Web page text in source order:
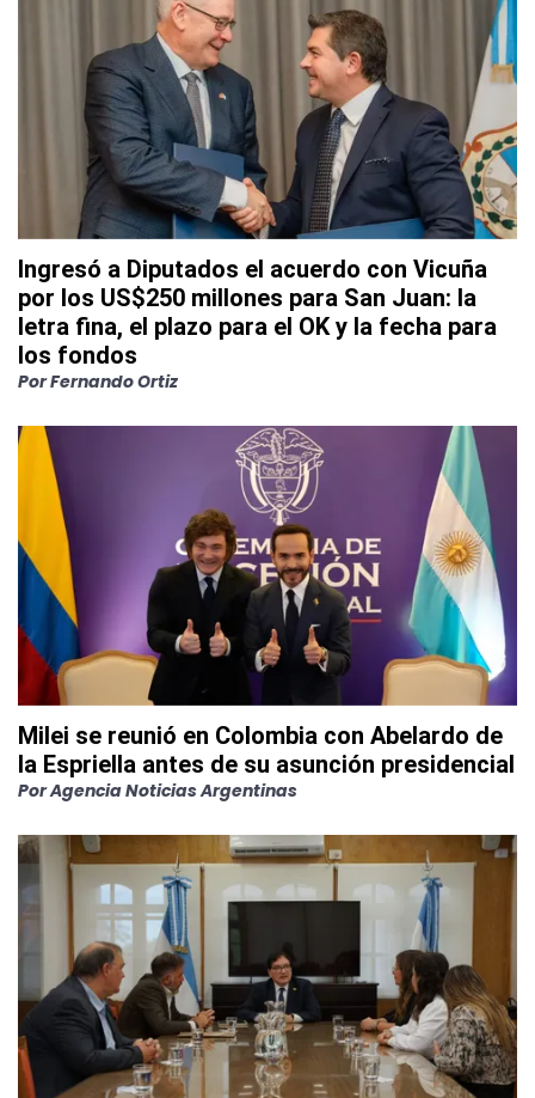
Ingresó a Diputados el acuerdo con Vicuña
por los US$250 millones para San Juan: la
letra fina, el plazo para el OK y la fecha para
los fondos
PorFernando Ortiz
Milei se reunió en Colombia con Abelardo de
la Espriella antes de su asunción presidencial
PorAgencia Noticias Argentinas